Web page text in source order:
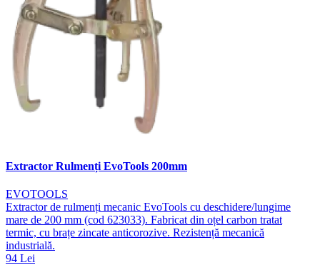
Extractor Rulmenți EvoTools 200mm
EVOTOOLS
Extractor de rulmenți mecanic EvoTools cu deschidere/lungime
mare de 200 mm (cod 623033). Fabricat din oțel carbon tratat
termic, cu brațe zincate anticorozive. Rezistență mecanică
industrială.
94 Lei